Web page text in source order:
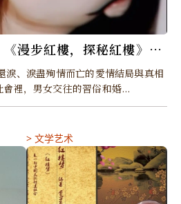
《漫步紅樓，探秘紅樓》二
的故事與真相(七之上)
淚、淚盡殉情而亡的愛情結局與真相
裡，男女交往的習俗和婚...
> 文学艺术